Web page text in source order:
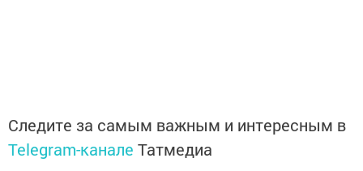
Следите за самым важным и интересным в
Telegram-канале Татмедиа